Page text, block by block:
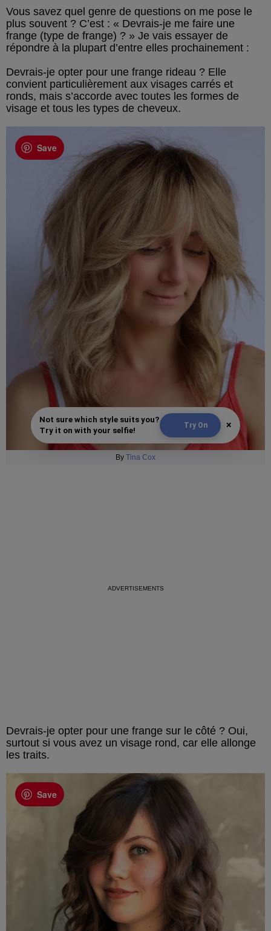
Vous savez quel genre de questions on me pose le
plus souvent ? C’est : « Devrais-je me faire une
frange (type de frange) ? » Je vais essayer de
répondre à la plupart d’entre elles prochainement :
Devrais-je opter pour une frange rideau ? Elle
convient particulièrement aux visages carrés et
ronds, mais s’accorde avec toutes les formes de
visage et tous les types de cheveux.
Save
Not sure which style suits you?
Try it on with your selfie!
Try On ×
By Tina Cox
Devrais-je opter pour une frange sur le côté ? Oui,
surtout si vous avez un visage rond, car elle allonge
les traits.
Save